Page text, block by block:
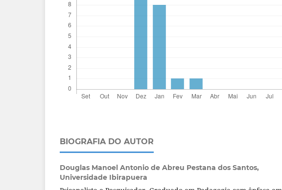
BIOGRAFIA DO AUTOR
Douglas Manoel Antonio de Abreu Pestana dos Santos,
Universidade Ibirapuera